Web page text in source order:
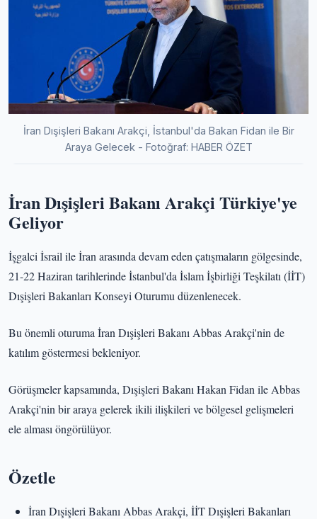
İran Dışişleri Bakanı Arakçi, İstanbul'da Bakan Fidan ile Bir
Araya Gelecek - Fotoğraf: HABER ÖZET
İran Dışişleri Bakanı Arakçi Türkiye'ye
Geliyor
İşgalci İsrail ile İran arasında devam eden çatışmaların gölgesinde,
21-22 Haziran tarihlerinde İstanbul'da İslam İşbirliği Teşkilatı (İİT)
Dışişleri Bakanları Konseyi Oturumu düzenlenecek.
Bu önemli oturuma İran Dışişleri Bakanı Abbas Arakçi'nin de
katılım göstermesi bekleniyor.
Görüşmeler kapsamında, Dışişleri Bakanı Hakan Fidan ile Abbas
Arakçi'nin bir araya gelerek ikili ilişkileri ve bölgesel gelişmeleri
ele alması öngörülüyor.
Özetle
İran Dışişleri Bakanı Abbas Arakçi, İİT Dışişleri Bakanları